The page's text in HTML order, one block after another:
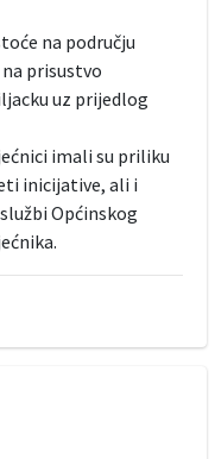
na području
prisustvo
uz prijedlog
imali su priliku
inicijative, ali i
Općinskog